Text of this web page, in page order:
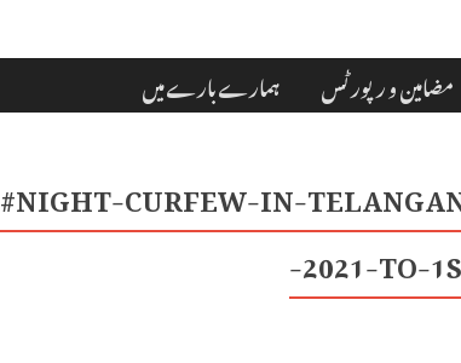
مضامین و رپورٹس ہمارے بارے میں
#NIGHT-CURFEW-IN-
2021-TO-